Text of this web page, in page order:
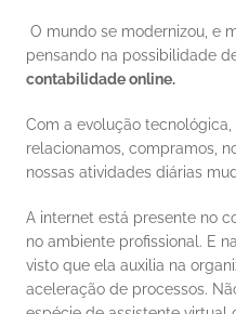
pensando na possibilidade
contabilidade online.
Com a evolução
relacionamos, compramos,
nossas atividades diárias
A internet está presente no
no ambiente profissional. E
visto que ela auxilia na
aceleração de processos.